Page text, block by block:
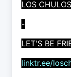
LOS
-
LET'S BE
linktr.ee/